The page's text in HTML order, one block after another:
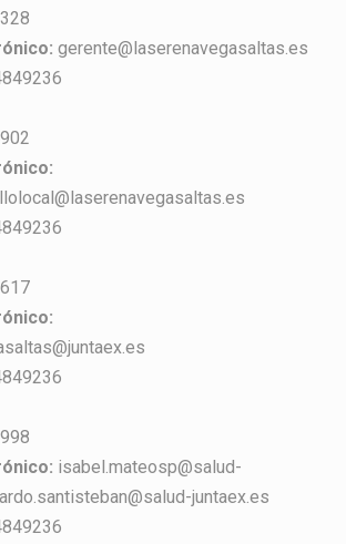
gerente@laserenavegasaltas.es
isabel.mateosp@salud-
juntaex.es